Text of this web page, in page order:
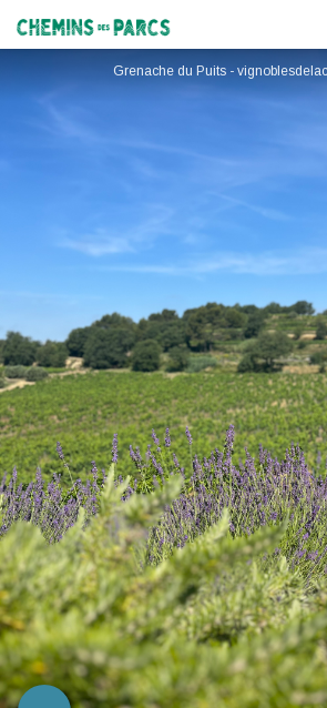
Chemins des Parcs
Grenache du Puits -